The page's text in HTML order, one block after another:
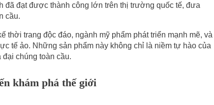
đã đạt được thành công lớn trên thị trường quốc tế, đưa
cầu.
thời trang độc đáo, ngành mỹ phẩm phát triển mạnh mẽ, và
tế ảo. Những sản phẩm này không chỉ là niềm tự hào của
chúng toàn cầu.
khám phá thế giới